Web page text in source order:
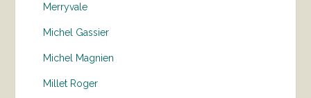
Merryvale
Michel Gassier
Michel Magnien
Millet Roger